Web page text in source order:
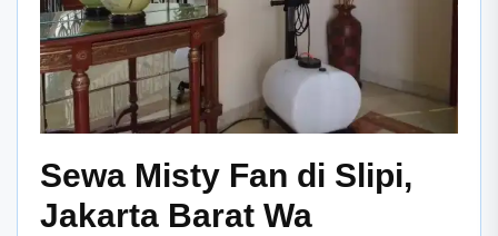
Sewa Misty Fan di Slipi,
Jakarta Barat Wa